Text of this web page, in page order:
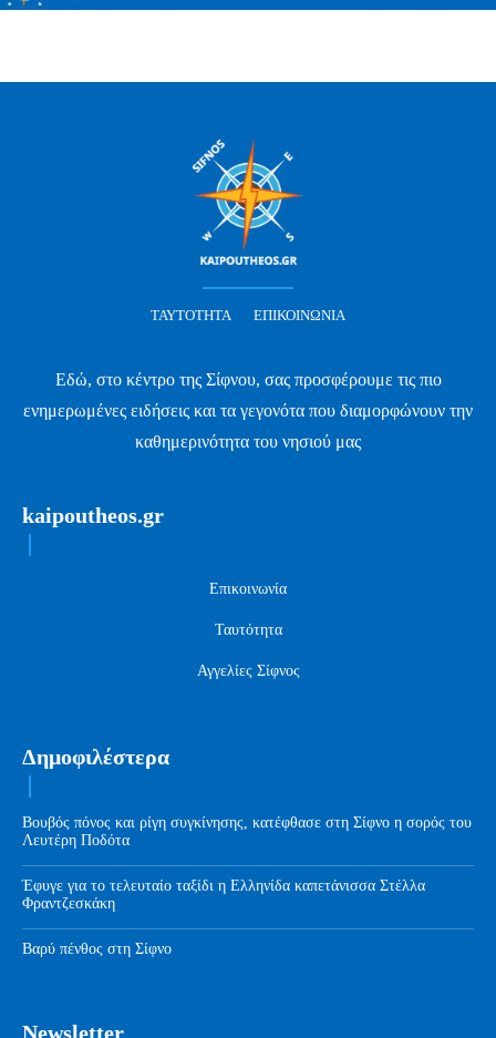
ΤΑΥΤΌΤΗΤΑ ΕΠΙΚΟΙΝΩΝΊΑ
Εδώ, στο κέντρο της Σίφνου, σας προσφέρουμε τις πιο
ενημερωμένες ειδήσεις και τα γεγονότα που διαμορφώνουν την
καθημερινότητα του νησιού μας
kaipoutheos.gr
Επικοινωνία
Ταυτότητα
Αγγελίες Σίφνος
Δημοφιλέστερα
Βουβός πόνος και ρίγη συγκίνησης, κατέφθασε στη Σίφνο η σορός του
Λευτέρη Ποδότα
Έφυγε για το τελευταίο ταξίδι η Ελληνίδα καπετάνισσα Στέλλα
Φραντζεσκάκη
Βαρύ πένθος στη Σίφνο
Newsletter